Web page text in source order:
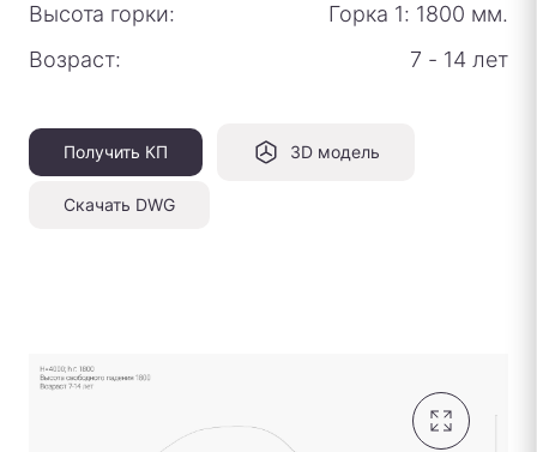
Высота горки:
Горка 1: 1800 мм.
Возраст:
7 - 14 лет
Получить КП 3D модель
Скачать DWG